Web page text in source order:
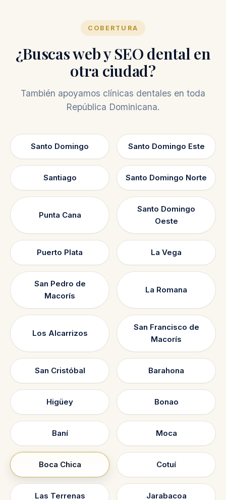
COBERTURA
¿Buscas web y SEO dental en
otra ciudad?
También apoyamos clínicas dentales en toda
República Dominicana.
Santo Domingo Santo Domingo Este
Santiago Santo Domingo Norte
Punta Cana
Santo Domingo
Oeste
Puerto Plata La Vega
San Pedro de
Macorís
La Romana
Los Alcarrizos
San Francisco de
Macorís
San Cristóbal Barahona
Higüey Bonao
Baní Moca
Boca Chica Cotuí
Las Terrenas Jarabacoa